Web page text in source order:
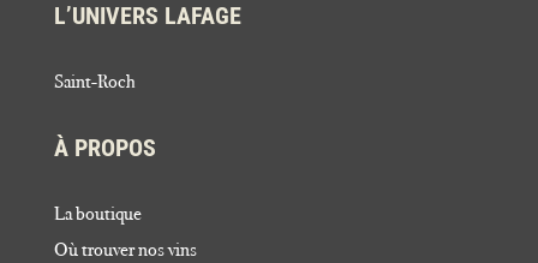
L’UNIVERS LAFAGE
Saint-Roch
À PROPOS
La boutique
Où trouver nos vins